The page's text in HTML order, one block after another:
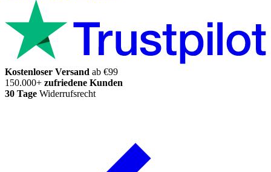
Kostenloser Versand ab €99
150.000+ zufriedene Kunden
30 Tage Widerrufsrecht